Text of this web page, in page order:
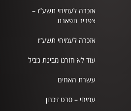
אזכרה לעמיחי תשע”ז –
צפריר תפארת
אזכרה לעמיחי תשע”ו
עוד לא חזרנו מבינת ג’ביל
עשרת האחים
עמיחי – סרט זיכרון